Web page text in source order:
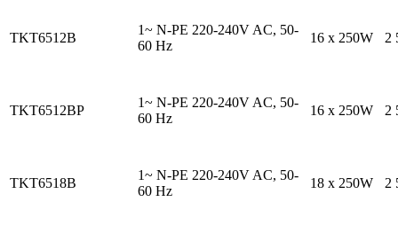
TKT6512B
1~ N-PE 220-240V AC, 50-
60 Hz
16 х 250W 2
TKT6512BP
1~ N-PE 220-240V AC, 50-
60 Hz
16 х 250W 2
TKT6518B
1~ N-PE 220-240V AC, 50-
60 Hz
18 x 250W 2